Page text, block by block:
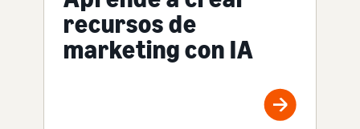
recursos de
marketing con IA